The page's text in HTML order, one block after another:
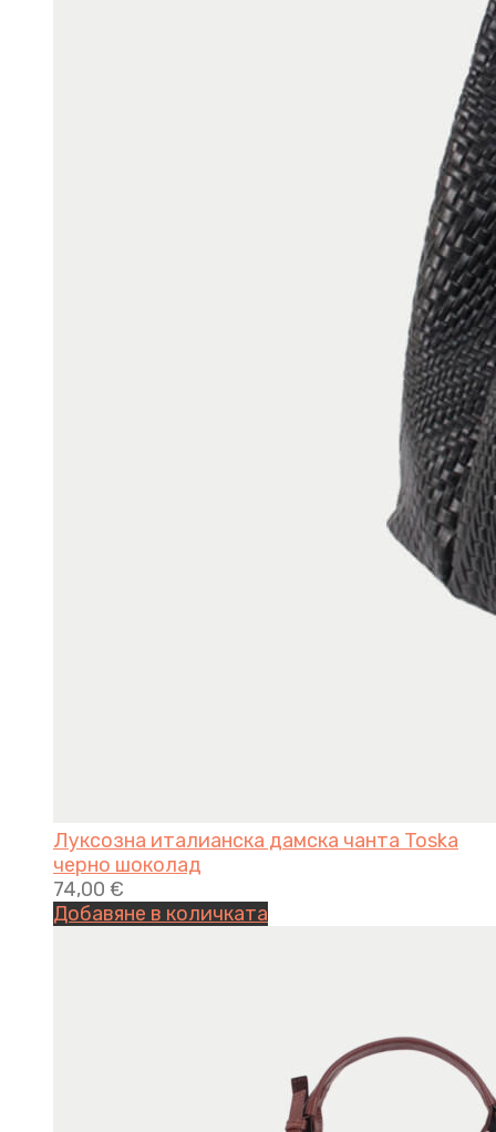
Луксозна италианска дамска чанта Toska
черно шоколад
74,00 €
Добавяне в количката